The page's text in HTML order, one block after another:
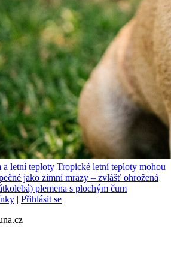
a letní teploty Tropické letní teploty mohou
jako zimní mrazy – zvlášť ohrožená
plemena s plochým čum
| Přihlásit se